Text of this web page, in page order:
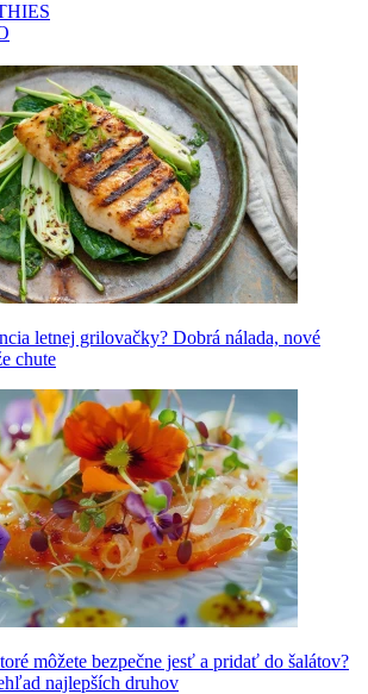
letnej grilovačky? Dobrá nálada, nové
chute
môžete bezpečne jesť a pridať do šalátov?
najlepších druhov